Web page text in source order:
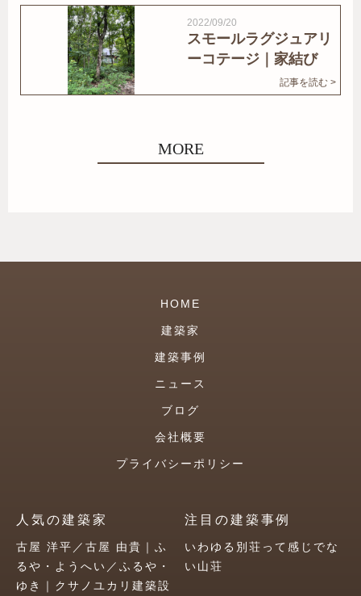
2022/09/20
スモールラグジュアリ
ーコテージ｜家結び
記事を読む >
MORE
HOME
建築家
建築事例
ニュース
ブログ
会社概要
プライバシーポリシー
人気の建築家
古屋 洋平／古屋 由貴｜ふ
るや・ようへい／ふるや・
ゆき｜クサノユカリ建築設
注目の建築事例
いわゆる別荘って感じでな
い山荘